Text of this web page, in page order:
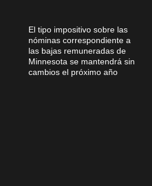
El tipo impositivo sobre las
nóminas correspondiente a
las bajas remuneradas de
Minnesota se mantendrá sin
cambios el próximo año